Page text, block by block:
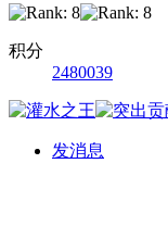
积分
2480039
发消息